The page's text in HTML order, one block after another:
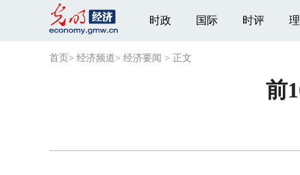
时政 国际 时评
首页 > 经济频道> 经济要闻 > 正文
前